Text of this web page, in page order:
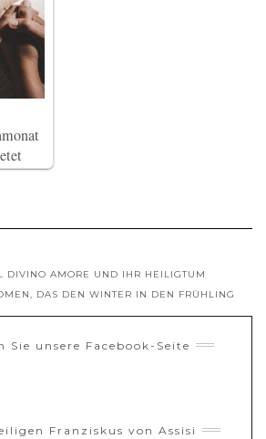
DIVINO AMORE UND IHR HEILIGTUM
DAS DEN WINTER IN DEN FRÜHLING
Sie unsere Facebook-Seite
Franziskus von Assisi